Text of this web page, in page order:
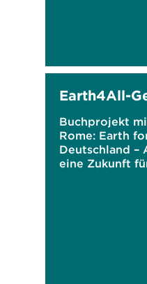
Earth4All-
Buchprojekt
Rome: Earth
Deutschland –
eine Zukunft